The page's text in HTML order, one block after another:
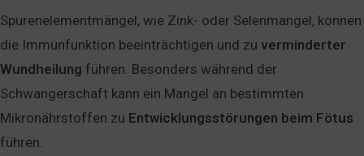
Spurenelementmängel, wie Zink- oder Selenmangel, können
die Immunfunktion beeinträchtigen und zu verminderter
Wundheilung führen. Besonders während der
Schwangerschaft kann ein Mangel an bestimmten
Mikronährstoffen zu Entwicklungsstörungen beim Fötus
führen.